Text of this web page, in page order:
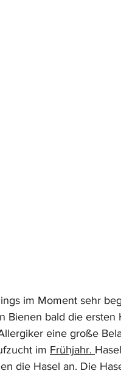
im Moment sehr
Bienen bald die ersten
eine große
im Frühjahr.
die Hasel an. Die